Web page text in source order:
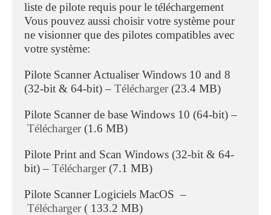
liste de pilote requis pour le téléchargement
Vous pouvez aussi choisir votre système pour
ne visionner que des pilotes compatibles avec
votre système:
Pilote Scanner Actualiser Windows 10 and 8
(32-bit & 64-bit) – Télécharger(23.4 MB)
Pilote Scanner de base Windows 10 (64-bit) –
Télécharger(1.6 MB)
Pilote Print and Scan Windows (32-bit & 64-
bit) – Télécharger(7.1 MB)
Pilote Scanner Logiciels MacOS –
Télécharger( 133.2 MB)